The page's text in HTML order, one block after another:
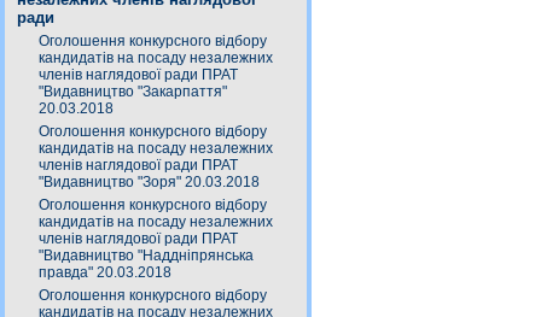
ради
Оголошення конкурсного відбору
кандидатів на посаду незалежних
членів наглядової ради ПРАТ
"Видавництво "Закарпаття"
20.03.2018
Оголошення конкурсного відбору
кандидатів на посаду незалежних
членів наглядової ради ПРАТ
"Видавництво "Зоря" 20.03.2018
Оголошення конкурсного відбору
кандидатів на посаду незалежних
членів наглядової ради ПРАТ
"Видавництво "Наддніпрянська
правда" 20.03.2018
Оголошення конкурсного відбору
кандидатів на посаду незалежних